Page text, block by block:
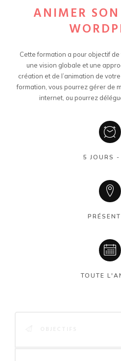
ANIMER
Cette formation a pour objectif
une vision globale et une
création et de l’animation de
formation, vous pourrez gérer de
internet, ou pourrez
5 JOURS -
TOUTE